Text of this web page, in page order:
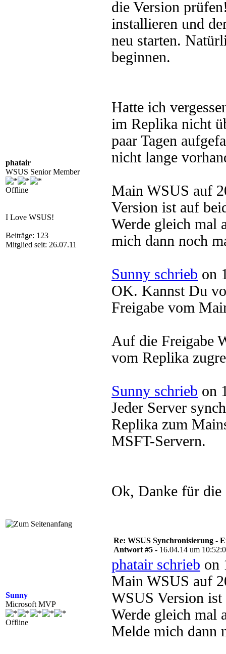
phatair
WSUS Senior Member
Offline
I Love WSUS!
Beiträge: 123
Mitglied seit: 26.07.11
die Version
installieren und
neu starten.
beginnen.
Hatte ich
im Replika nicht
paar Tagen
nicht lange
Main WSUS auf
Version ist auf
Werde gleich mal
mich dann noch
Sunny schrieb on
OK. Kannst Du
Freigabe vom
Auf die Freigabe
vom Replika
Sunny schrieb on
Jeder Server
Replika zum
MSFT-Servern.
Ok, Danke für
Sunny
Microsoft MVP
Offline
Re: WSUS Synchronisierung -
Antwort #5 - 16.04.14 um
phatair schrieb on
Main WSUS auf
WSUS Version
Werde gleich mal
Melde mich dann